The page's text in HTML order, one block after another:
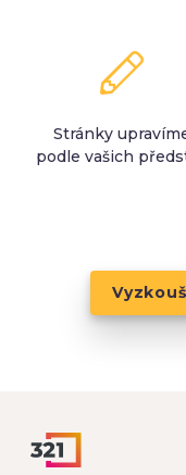
Stránky
podle vašich